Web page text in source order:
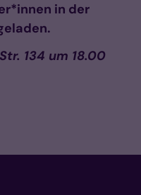
in der
134 um 18.00